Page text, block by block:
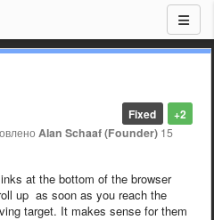
+2
Fixed
Alan Schaaf (Founder) 15
at the bottom of the browser
up as soon as you reach the
target. It makes sense for them